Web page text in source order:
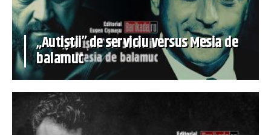
„Autiștii” de serviciu versus Mesia de
balamuc